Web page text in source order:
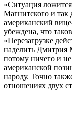
«Ситуация
Магнитского и так
американский
убеждена, что
«Перезагрузке
наделить Дмитрия
потому ничего и
американской
народу. Точно
отношениях двух